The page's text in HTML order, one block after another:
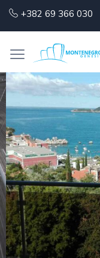
+382 69 366 030